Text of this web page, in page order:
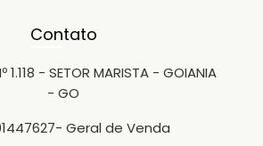
Contato
1.118 - SETOR MARISTA - GOIANIA
- GO
- Geral de Venda